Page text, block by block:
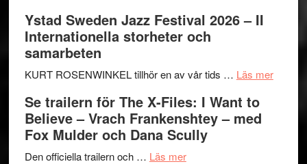
Håkan
Huskvarna
Park
–
Ystad Sweden Jazz Festival 2026 – II
Internationella storheter och
samarbeten
KURT ROSENWINKEL tillhör en av vår tids … Läs merom
Se trailern för The X-Files: I Want to
Believe – Vrach Frankenshtey – med
Fox Mulder och Dana Scully
Den officiella trailern och … Läs merom